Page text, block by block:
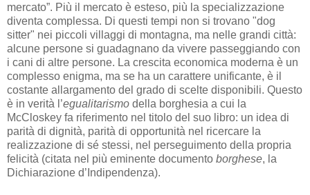
mercato”. Più il mercato è esteso, più la specializzazione
diventa complessa. Di questi tempi non si trovano "dog
sitter" nei piccoli villaggi di montagna, ma nelle grandi città:
alcune persone si guadagnano da vivere passeggiando con
i cani di altre persone. La crescita economica moderna è un
complesso enigma, ma se ha un carattere unificante, è il
costante allargamento del grado di scelte disponibili. Questo
è in verità l’egualitarismo della borghesia a cui la
McCloskey fa riferimento nel titolo del suo libro: un idea di
parità di dignità, parità di opportunità nel ricercare la
realizzazione di sé stessi, nel perseguimento della propria
felicità (citata nel più eminente documento borghese, la
Dichiarazione d’Indipendenza).